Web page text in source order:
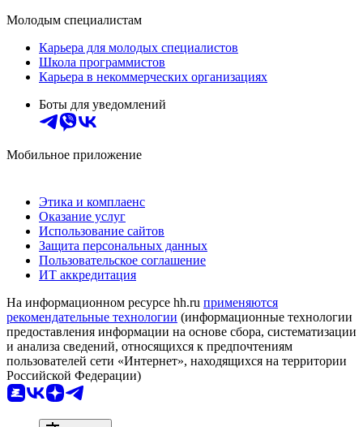
Молодым специалистам
Карьера для молодых специалистов
Школа программистов
Карьера в некоммерческих организациях
Боты для уведомлений
Мобильное приложение
Этика и комплаенс
Оказание услуг
Использование сайтов
Защита персональных данных
Пользовательское соглашение
ИТ аккредитация
На информационном ресурсе hh.ru применяются
рекомендательные технологии (информационные технологии
предоставления информации на основе сбора, систематизации
и анализа сведений, относящихся к предпочтениям
пользователей сети «Интернет», находящихся на территории
Российской Федерации)